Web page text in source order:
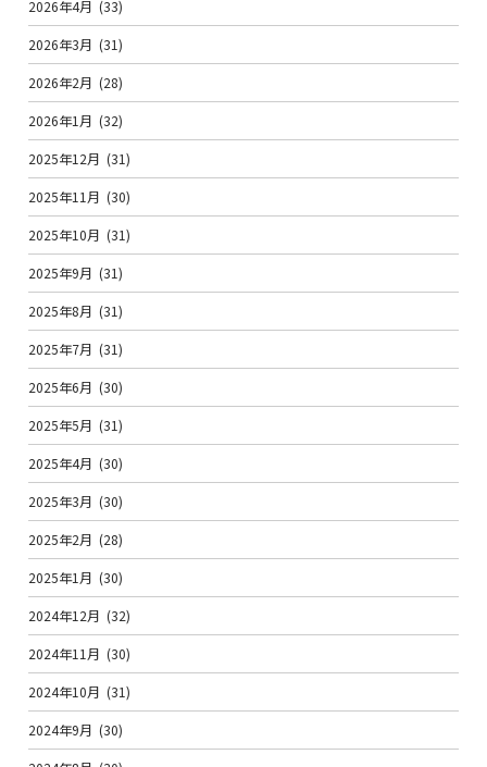
2026年4月 (33)
2026年3月 (31)
2026年2月 (28)
2026年1月 (32)
2025年12月 (31)
2025年11月 (30)
2025年10月 (31)
2025年9月 (31)
2025年8月 (31)
2025年7月 (31)
2025年6月 (30)
2025年5月 (31)
2025年4月 (30)
2025年3月 (30)
2025年2月 (28)
2025年1月 (30)
2024年12月 (32)
2024年11月 (30)
2024年10月 (31)
2024年9月 (30)